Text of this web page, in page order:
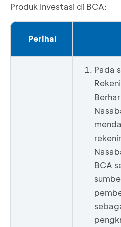
Produk Investasi di BCA:
Perihal
Pada
BCA